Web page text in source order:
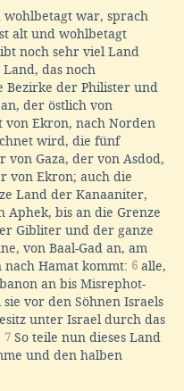
wohlbetagt war, sprach
alt und wohlbetagt
noch sehr viel Land
Land, das noch
Bezirke der Philister und
der östlich von
von Ekron, nach Norden
wird, die fünf
Gaza, der von Asdod,
von Ekron; auch die
Land der Kanaaniter,
Aphek, bis an die Grenze
Gibliter und der ganze
von Baal-Gad an, am
nach Hamat kommt: 6 alle,
an bis Misrephot-
vor den Söhnen Israels
unter Israel durch das
7 So teile nun dieses Land
und den halben